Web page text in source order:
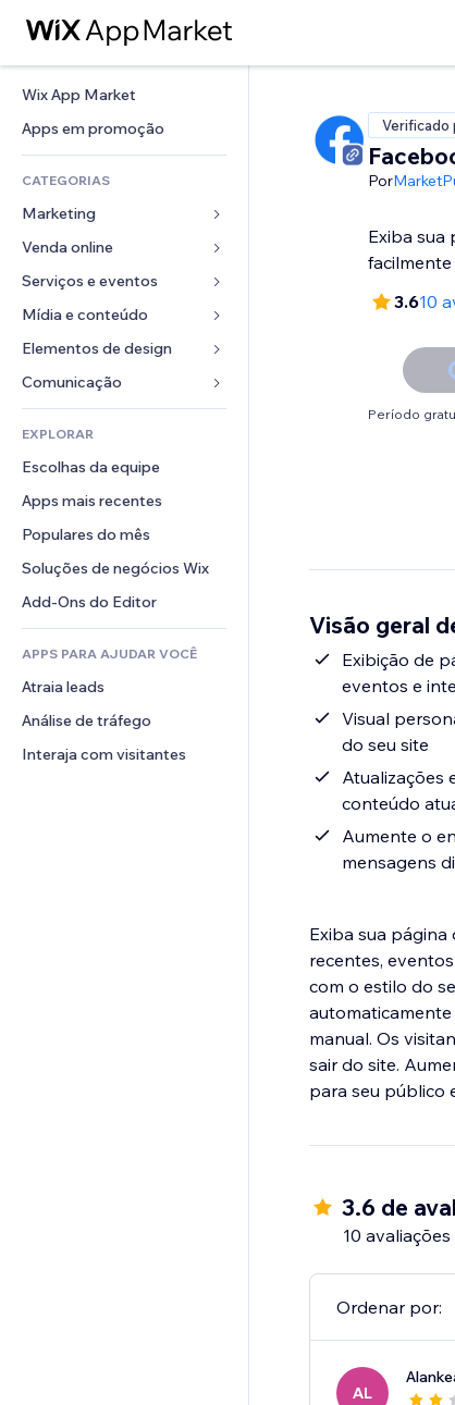
Wix App Market
Apps em promoção
CATEGORIAS
Marketing
Anúncios
Mobile
Análises
Listas do site
Email
Venda online
Apps para lojas
Frete e entrega
Botões de venda
Contabilidade
Cupons e fidelidade
Soluções de armazenamento
Serviços e eventos
Hotéis
Eventos
Restaurantes
Imobiliária
Meus agendamentos
Mídia e conteúdo
Galeria
Músicas
Podcasts
Fotografia
Vídeo
PDF
Compartilhamento de arquivos
Notícias
Elementos de design
Mapas e navegação
Privacidade e segurança
Relógio
Templates de página
Efeitos de imagem
Botões e menus
Banners e selos
Calculadoras
Busca
Previsão do tempo
Tabelas e gráficos
Formulários
Enquetes
Chat
Comentários
Telefone
Comunidade
Avaliações e depoimentos
CRM
EXPLORAR
Escolhas da equipe
Apps mais recentes
Populares do mês
Soluções de negócios Wix
Add-Ons do Editor
APPS PARA AJUDAR VOCÊ
Atraia leads
Análise de tráfego
Interaja com visitantes
Verificado
Por
Exiba sua
facilmente
3.610
Período
Visão geral
Exibição de
eventos e
Visual
do seu site
Atualizações
conteúdo
Aumente o
mensagens
Exiba sua
recentes,
com o estilo do
manual. Os
sair do site.
para seu público
3.6 de
10 avaliações
Ordenar por:
AL